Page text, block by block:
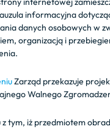
informacyjna
danych osobowych w
organizacją i
Zarząd przekazuje
Walnego
z tym, iż przedmiotem obrad